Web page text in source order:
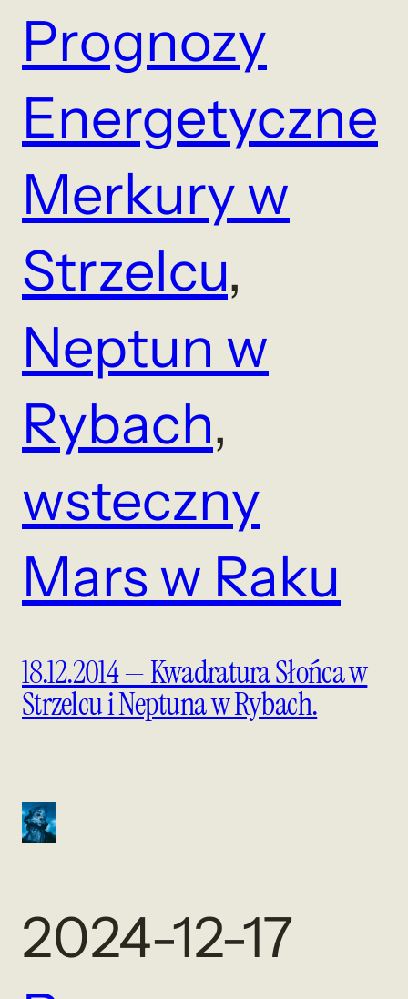
Prognozy
Energetyczne
Merkury w
Strzelcu
Neptun w
Rybach
wsteczny
Mars w Raku
18.12.2014 — Kwadratura Słońca w
Strzelcu i Neptuna w Rybach.
2024-12-17